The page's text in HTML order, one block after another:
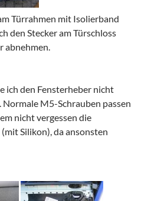
Türrahmen mit Isolierband
den Stecker am Türschloss
abnehmen.
ich den Fensterheber nicht
M5-Schrauben passen
nicht vergessen die
Silikon), da ansonsten